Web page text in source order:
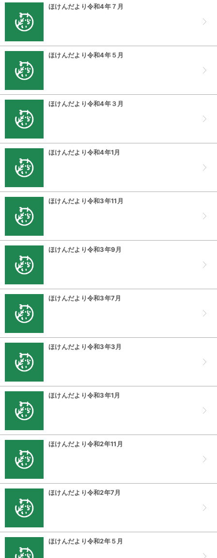
ほけんだより令和4年７月
ほけんだより令和4年５月
ほけんだより令和4年３月
ほけんだより令和4年1月
ほけんだより令和3年11月
ほけんだより令和3年9月
ほけんだより令和3年7月
ほけんだより令和3年3月
ほけんだより令和3年1月
ほけんだより令和2年11月
ほけんだより令和2年7月
ほけんだより令和2年５月